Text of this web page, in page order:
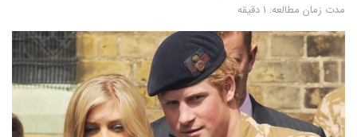
مدت زمان مطالعه: 1 دقیقه